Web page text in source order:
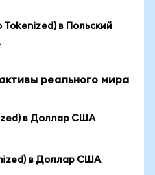
Tokenized) в Польский
реального мира
в Доллар США
в Доллар США